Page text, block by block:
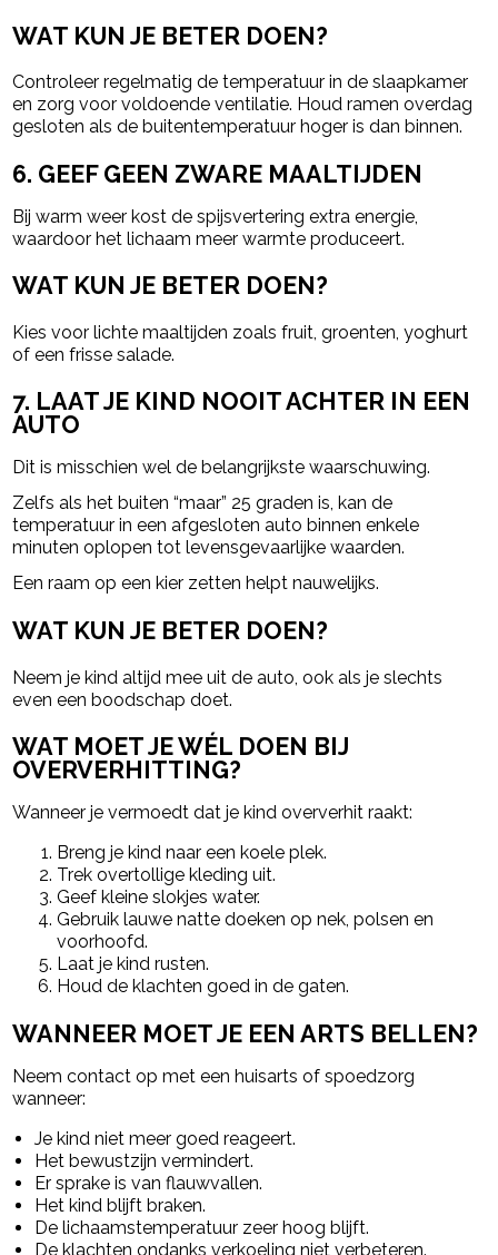
WAT KUN JE BETER DOEN?
Controleer regelmatig de temperatuur in de slaapkamer
en zorg voor voldoende ventilatie. Houd ramen overdag
gesloten als de buitentemperatuur hoger is dan binnen.
6. GEEF GEEN ZWARE MAALTIJDEN
Bij warm weer kost de spijsvertering extra energie,
waardoor het lichaam meer warmte produceert.
WAT KUN JE BETER DOEN?
Kies voor lichte maaltijden zoals fruit, groenten, yoghurt
of een frisse salade.
7. LAAT JE KIND NOOIT ACHTER IN EEN
AUTO
Dit is misschien wel de belangrijkste waarschuwing.
Zelfs als het buiten “maar” 25 graden is, kan de
temperatuur in een afgesloten auto binnen enkele
minuten oplopen tot levensgevaarlijke waarden.
Een raam op een kier zetten helpt nauwelijks.
WAT KUN JE BETER DOEN?
Neem je kind altijd mee uit de auto, ook als je slechts
even een boodschap doet.
WAT MOET JE WÉL DOEN BIJ
OVERVERHITTING?
Wanneer je vermoedt dat je kind oververhit raakt:
Breng je kind naar een koele plek.
Trek overtollige kleding uit.
Geef kleine slokjes water.
Gebruik lauwe natte doeken op nek, polsen en
voorhoofd.
Laat je kind rusten.
Houd de klachten goed in de gaten.
WANNEER MOET JE EEN ARTS BELLEN?
Neem contact op met een huisarts of spoedzorg
wanneer:
Je kind niet meer goed reageert.
Het bewustzijn vermindert.
Er sprake is van flauwvallen.
Het kind blijft braken.
De lichaamstemperatuur zeer hoog blijft.
De klachten ondanks verkoeling niet verbeteren.